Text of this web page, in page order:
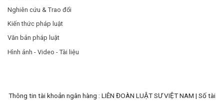
Nghiên cứu & Trao đổi
Kiến thức pháp luật
Văn bản pháp luật
Hình ảnh - Video - Tài liệu
Thông tin tài khoản ngân hàng : LIÊN ĐOÀN LUẬT SƯ VIỆT NAM | Số tài